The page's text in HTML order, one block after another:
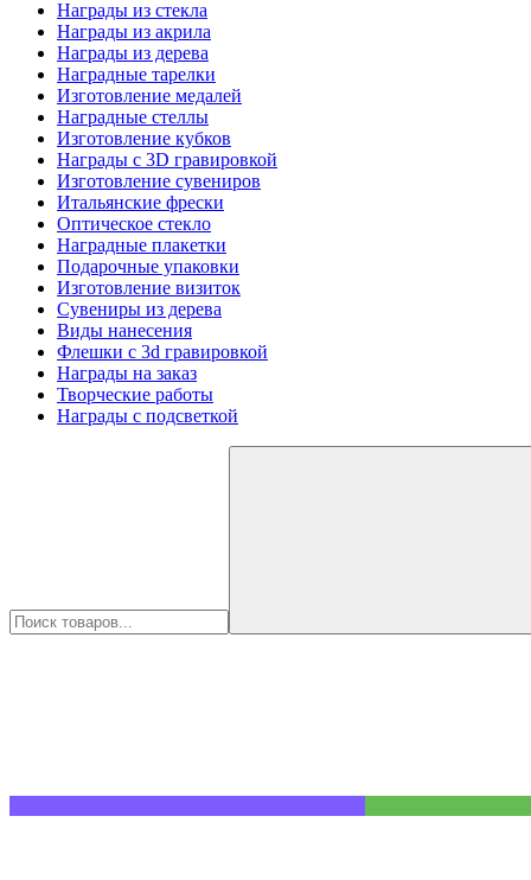
Награды из стекла
Награды из акрила
Награды из дерева
Наградные тарелки
Изготовление медалей
Наградные стеллы
Изготовление кубков
Награды с 3D гравировкой
Изготовление сувениров
Итальянские фрески
Оптическое стекло
Наградные плакетки
Подарочные упаковки
Изготовление визиток
Сувениры из дерева
Виды нанесения
Флешки с 3d гравировкой
Награды на заказ
Творческие работы
Награды с подсветкой